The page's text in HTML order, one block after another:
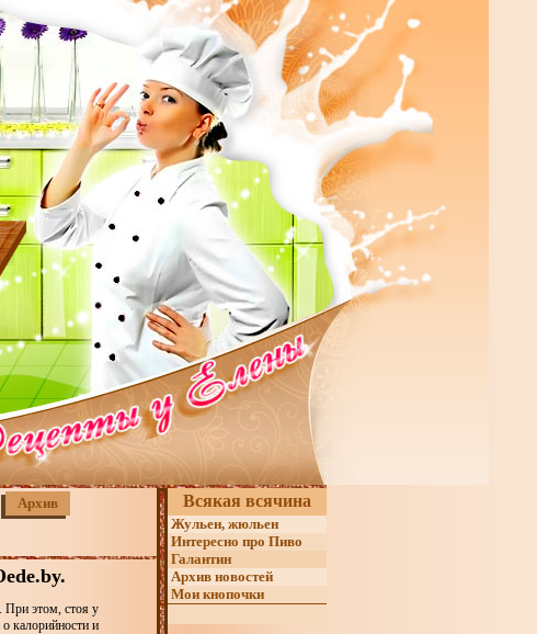
Архив
При этом, стоя у
калорийности и
Всякая всячина
Жульен, жюльен
Интересно про Пиво
Галантин
Архив новостей
Мои кнопочки